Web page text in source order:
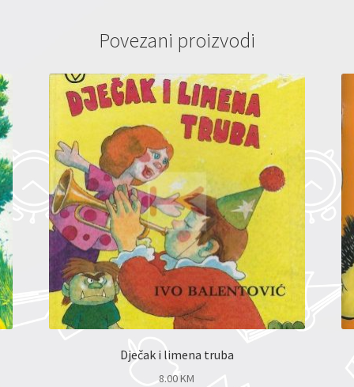
Povezani proizvodi
Dječak i limena truba
8.00KM